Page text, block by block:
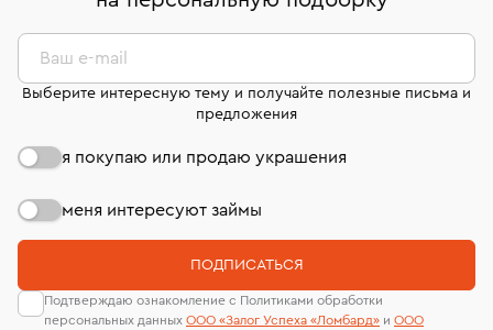
дней на возврат. Детальные условия возврата
комиссионных украшений и часов смотрите на
странице«Возврат украшений»
сертификаты МГУ и других геммологических
лабораторий
Ваш e-mail
Выберите интересную тему и получайте полезные письма и
предложения
я покупаю или продаю украшения
меня интересуют займы
ПОДПИСАТЬСЯ
Подтверждаю ознакомление с Политиками обработки
персональных данных ООО «Залог Успеха «Ломбард» и ООО